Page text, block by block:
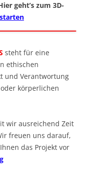
geht’s zum 3D-
steht für eine
ethischen
und Verantwortung
körperlichen
wir ausreichend Zeit
freuen uns darauf,
das Projekt vor